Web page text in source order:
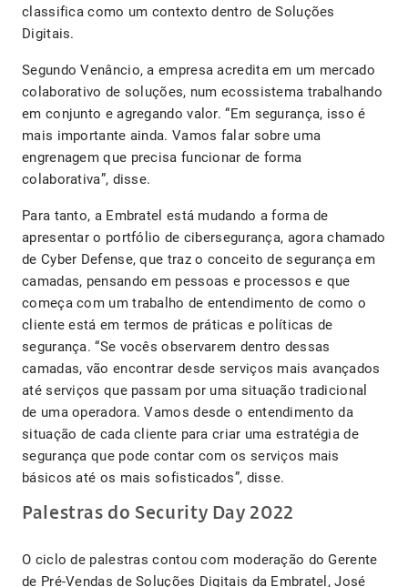
classifica como um contexto dentro de Soluções
Digitais.
Segundo Venâncio, a empresa acredita em um mercado
colaborativo de soluções, num ecossistema trabalhando
em conjunto e agregando valor. “Em segurança, isso é
mais importante ainda. Vamos falar sobre uma
engrenagem que precisa funcionar de forma
colaborativa”, disse.
Para tanto, a Embratel está mudando a forma de
apresentar o portfólio de cibersegurança, agora chamado
de Cyber Defense, que traz o conceito de segurança em
camadas, pensando em pessoas e processos e que
começa com um trabalho de entendimento de como o
cliente está em termos de práticas e políticas de
segurança. “Se vocês observarem dentro dessas
camadas, vão encontrar desde serviços mais avançados
até serviços que passam por uma situação tradicional
de uma operadora. Vamos desde o entendimento da
situação de cada cliente para criar uma estratégia de
segurança que pode contar com os serviços mais
básicos até os mais sofisticados”, disse.
Palestras do Security Day 2022
O ciclo de palestras contou com moderação do Gerente
de Pré-Vendas de Soluções Digitais da Embratel, José